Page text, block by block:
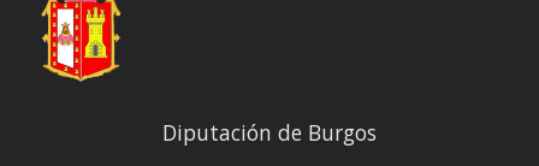
Diputación de Burgos